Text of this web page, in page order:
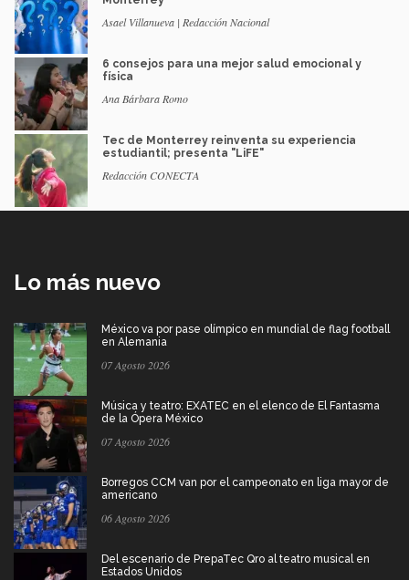
Asael Villanueva | Redacción Nacional
6 consejos para una mejor salud emocional y
física
Ana Bárbara Romo
Tec de Monterrey reinventa su experiencia
estudiantil; presenta "LiFE"
Redacción CONECTA
Lo más nuevo
México va por pase olímpico en mundial de flag football
en Alemania
07 Agosto 2026
Música y teatro: EXATEC en el elenco de El Fantasma
de la Ópera México
07 Agosto 2026
Borregos CCM van por el campeonato en liga mayor de
americano
06 Agosto 2026
Del escenario de PrepaTec Qro al teatro musical en
Estados Unidos